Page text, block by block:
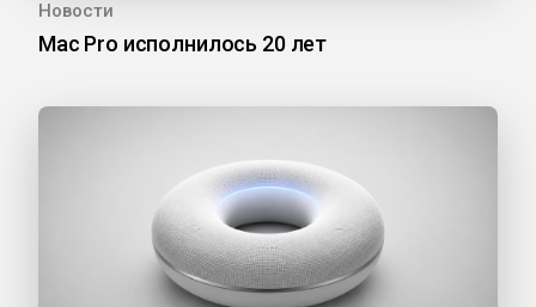
Новости
Mac Pro исполнилось 20 лет